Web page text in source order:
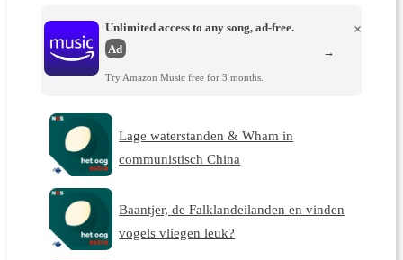
Unlimited access to any song, ad-free.
Ad
Try Amazon Music free for 3 months.
×
→
Lage waterstanden & Wham in
communistisch China
Baantjer, de Falklandeilanden en vinden
vogels vliegen leuk?